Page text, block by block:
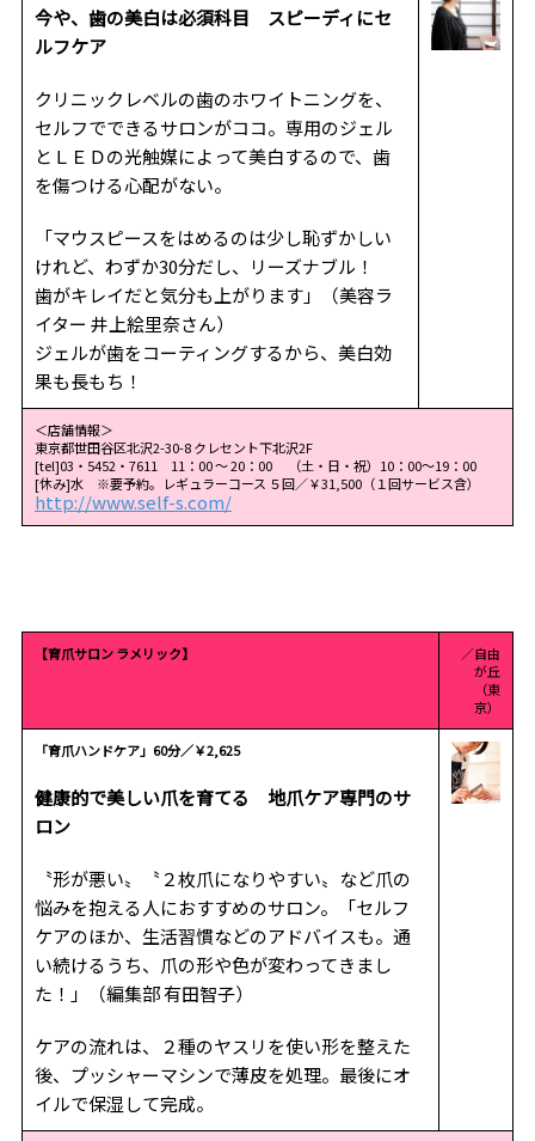
今や、歯の美白は必須科目 スピーディにセ
ルフケア
クリニックレベルの歯のホワイトニングを、
セルフでできるサロンがココ。専用のジェル
とＬＥＤの光触媒によって美白するので、歯
を傷つける心配がない。
「マウスピースをはめるのは少し恥ずかしい
けれど、わずか30分だし、リーズナブル！
歯がキレイだと気分も上がります」（美容ラ
イター 井上絵里奈さん）
ジェルが歯をコーティングするから、美白効
果も長もち！
＜店舗情報＞
東京都世田谷区北沢2-30-8 クレセント下北沢2F
[tel]03・5452・7611 11：00 〜 20：00 （土・日・祝）10：00～19：00
[休み]水 ※要予約。レギュラーコース ５回／￥31,500（１回サービス含）
http://www.self-s.com/
【育爪サロン ラメリック】
／自由
が丘
（東
京）
「育爪ハンドケア」60分／￥2,625
健康的で美しい爪を育てる 地爪ケア専門のサ
ロン
〝形が悪い〟〝２枚爪になりやすい〟など爪の
悩みを抱える人におすすめのサロン。「セルフ
ケアのほか、生活習慣などのアドバイスも。通
い続けるうち、爪の形や色が変わってきまし
た！」（編集部 有田智子）
ケアの流れは、２種のヤスリを使い形を整えた
後、プッシャーマシンで薄皮を処理。最後にオ
イルで保湿して完成。